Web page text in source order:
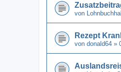
von
Rezept
von donald64 »